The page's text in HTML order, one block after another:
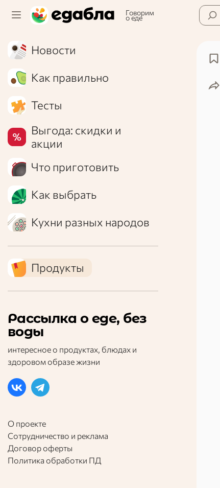
Говорим
о еде
Новости
Как правильно
Тесты
Выгода: скидки и
акции
Что приготовить
Как выбрать
Кухни разных народов
Продукты
Рассылка о еде, без
воды
интересное о продуктах, блюдах и
здоровом образе жизни
О проекте
Сотрудничество и реклама
Договор оферты
Политика обработки ПД